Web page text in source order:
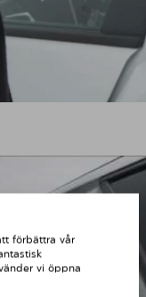
förbättra vår
vi öppna